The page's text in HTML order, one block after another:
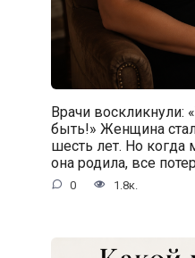
Врачи воскликнули:
быть!» Женщина
шесть лет. Но когда
она родила, все
0 1.8к.